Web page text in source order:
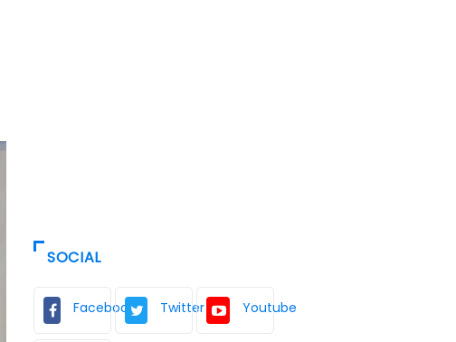
SOCIAL
Facebook Twitter Youtube